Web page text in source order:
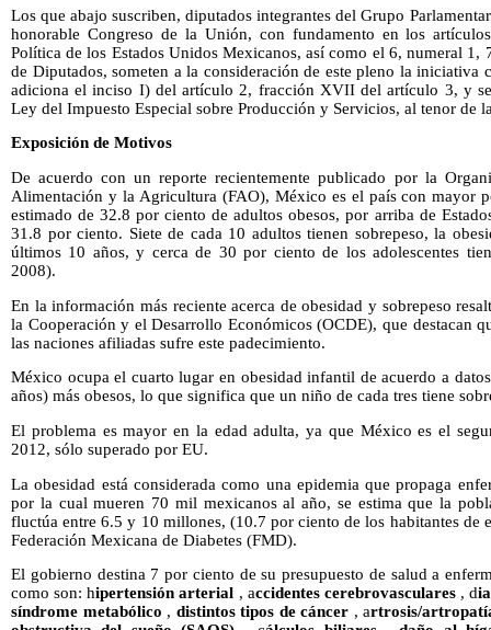
Los que abajo suscriben, diputados integrantes del Grupo
honorable Congreso de la Unión, con fundamento en los
Política de los Estados Unidos Mexicanos, así como el 6, numeral 1,
de Diputados, someten a la consideración de este pleno la iniciativa
adiciona el inciso I) del artículo 2, fracción XVII del artículo 3, y
Ley del Impuesto Especial sobre Producción y Servicios, al tenor de
Exposición de Motivos
De acuerdo con un reporte recientemente publicado por la
Alimentación y la Agricultura (FAO), México es el país con mayor
estimado de 32.8 por ciento de adultos obesos, por arriba de
31.8 por ciento. Siete de cada 10 adultos tienen sobrepeso, la
últimos 10 años, y cerca de 30 por ciento de los adolescentes
2008).
En la información más reciente acerca de obesidad y sobrepeso
la Cooperación y el Desarrollo Económicos (OCDE), que destacan
las naciones afiliadas sufre este padecimiento.
México ocupa el cuarto lugar en obesidad infantil de acuerdo a
años) más obesos, lo que significa que un niño de cada tres tiene
El problema es mayor en la edad adulta, ya que México es el
2012, sólo superado por EU.
La obesidad está considerada como una epidemia que propaga
por la cual mueren 70 mil mexicanos al año, se estima que la
fluctúa entre 6.5 y 10 millones, (10.7 por ciento de los habitantes de
Federación Mexicana de Diabetes (FMD).
El gobierno destina 7 por ciento de su presupuesto de salud a
como son: hipertensión arterial , accidentes cerebrovasculares, d
síndrome metabólico , distintos tipos de cáncer , artrosis/